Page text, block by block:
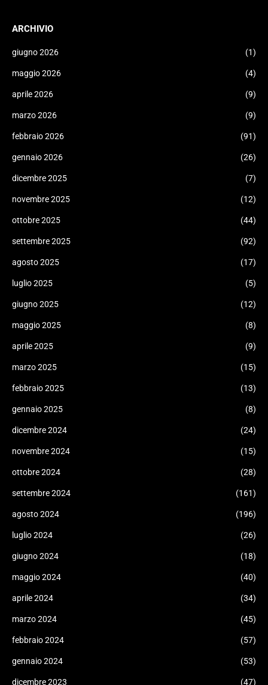
ARCHIVIO
giugno 2026 (1)
maggio 2026 (4)
aprile 2026 (9)
marzo 2026 (9)
febbraio 2026 (91)
gennaio 2026 (26)
dicembre 2025 (7)
novembre 2025 (12)
ottobre 2025 (44)
settembre 2025 (92)
agosto 2025 (17)
luglio 2025 (5)
giugno 2025 (12)
maggio 2025 (8)
aprile 2025 (9)
marzo 2025 (15)
febbraio 2025 (13)
gennaio 2025 (8)
dicembre 2024 (24)
novembre 2024 (15)
ottobre 2024 (28)
settembre 2024 (161)
agosto 2024 (196)
luglio 2024 (26)
giugno 2024 (18)
maggio 2024 (40)
aprile 2024 (34)
marzo 2024 (45)
febbraio 2024 (57)
gennaio 2024 (53)
dicembre 2023 (47)